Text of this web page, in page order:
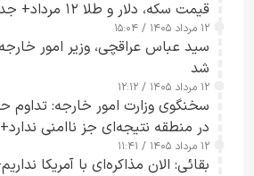
قیمت سکه، دلار و طلا ۱۲ مرداد+ جدول
۱۲ مرداد ۱۴۰۵ / ۱۵:۰۴
سید عباس عراقچی، وزیر امور
شد
۱۲ مرداد ۱۴۰۵ / ۱۲:۱۲
سخنگوی وزارت امور خارجه: تداوم
در منطقه نتیجه‌ای جز ناامنی
۱۲ مرداد ۱۴۰۵ / ۱۱:۴۱
بقائی: الان مذاکره‌ای با آمریکا